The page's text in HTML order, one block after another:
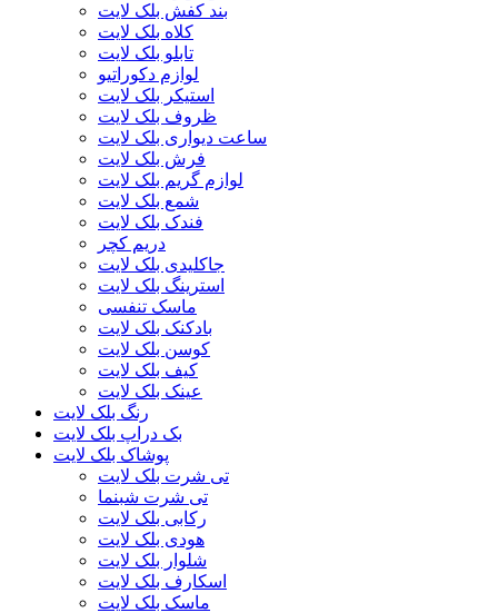
بند کفش بلک لایت
کلاه بلک لایت
تابلو بلک لایت
لوازم دکوراتیو
استیکر بلک لایت
ظروف بلک لایت
ساعت دیواری بلک لایت
فرش بلک لایت
لوازم گریم بلک لایت
شمع بلک لایت
فندک بلک لایت
دریم کچر
جاکلیدی بلک لایت
استرینگ بلک لایت
ماسک تنفسی
بادکنک بلک لایت
کوسن بلک لایت
کیف بلک لایت
عینک بلک لایت
رنگ بلک لایت
بک دراپ بلک لایت
پوشاک بلک لایت
تی شرت بلک لایت
تی شرت شبنما
رکابی بلک لایت
هودی بلک لایت
شلوار بلک لایت
اسکارف بلک لایت
ماسک بلک لایت